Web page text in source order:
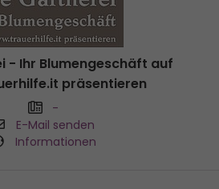
- Ihr Blumengeschäft auf
präsentieren
-
E-Mail senden
Informationen